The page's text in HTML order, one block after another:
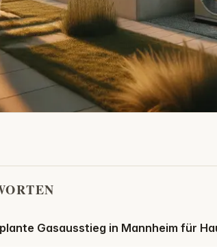
Gasausstieg in Mannheim für